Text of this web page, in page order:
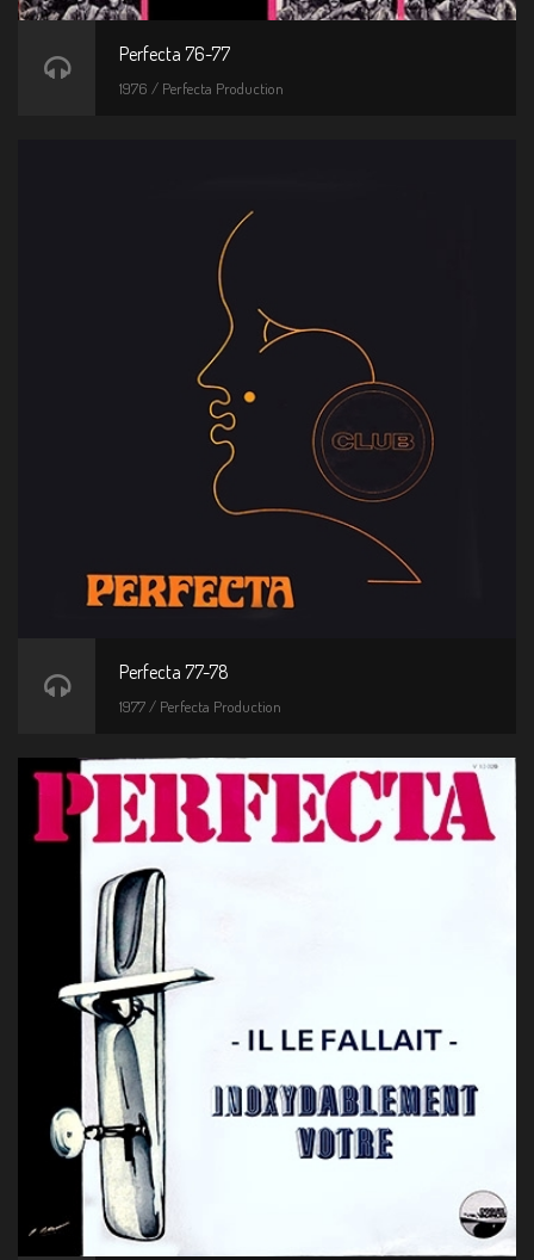
Perfecta 76-77
1976 / Perfecta Production
Perfecta 77-78
1977 / Perfecta Production